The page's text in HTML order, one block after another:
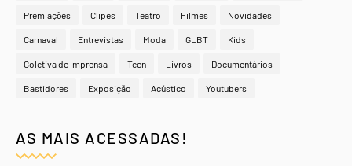
Premiações Clipes Teatro Filmes Novidades
Carnaval Entrevistas Moda GLBT Kids
Coletiva de Imprensa Teen Livros Documentários
Bastidores Exposição Acústico Youtubers
AS MAIS ACESSADAS!